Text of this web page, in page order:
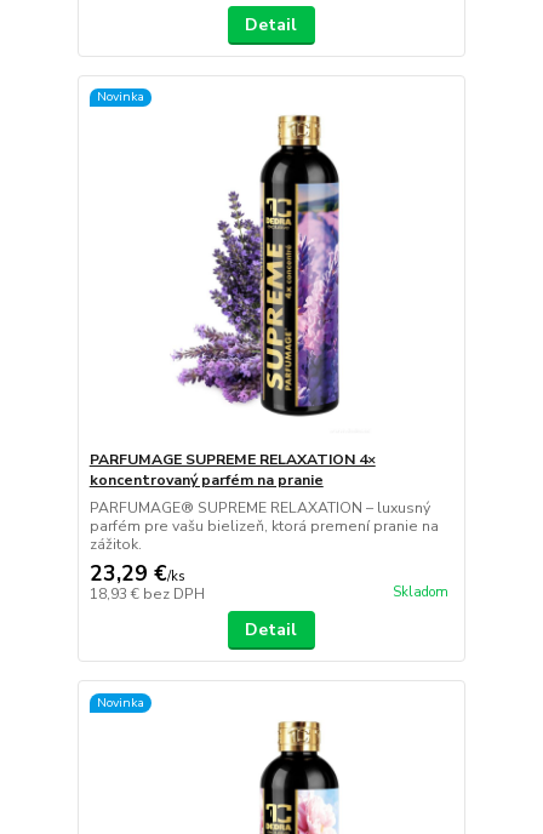
Detail
Novinka
PARFUMAGE SUPREME RELAXATION 4×
koncentrovaný parfém na pranie
PARFUMAGE® SUPREME RELAXATION – luxusný
parfém pre vašu bielizeň, ktorá premení pranie na
zážitok.
23,29 €/ks
18,93 € bez DPH Skladom
Detail
Novinka